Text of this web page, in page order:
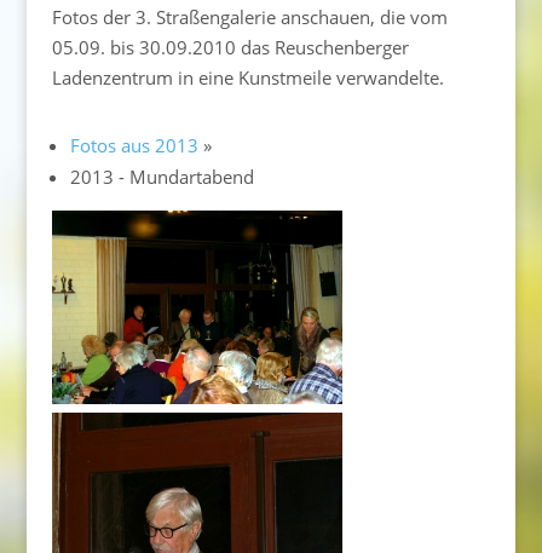
Fotos der 3. Straßengalerie anschauen, die vom
05.09. bis 30.09.2010 das Reuschenberger
Ladenzentrum in eine Kunstmeile verwandelte.
Fotos aus 2013 »
2013 - Mundartabend